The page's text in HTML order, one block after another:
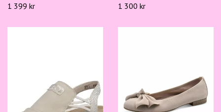
1 399 kr
1 300 kr